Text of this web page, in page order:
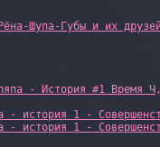
Шупа-Губы и их
- История #1 Время Ч
- история 1 -
- история 1 -